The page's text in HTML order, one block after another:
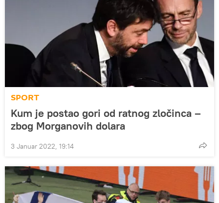
SPORT
Kum je postao gori od ratnog zločinca –
zbog Morganovih dolara
3 Januar 2022, 19:14